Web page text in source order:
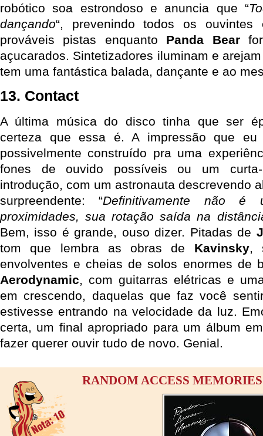
robótico soa estrondoso e anuncia que “
dançando“, prevenindo todos os ouvintes
prováveis pistas enquanto Panda Bear
açucarados. Sintetizadores iluminam e
tem uma fantástica balada, dançante e ao
13. Contact
A última música do disco tinha que ser
certeza que essa é. A impressão que
possivelmente construído pra uma
fones de ouvido possíveis ou um curta-
introdução, com um astronauta descrevendo
surpreendente: “Definitivamente não é
proximidades, sua rotação saída na
Bem, isso é grande, ouso dizer. Pitadas de
tom que lembra as obras de Kavinsky,
envolventes e cheias de solos enormes de
Aerodynamic, com guitarras elétricas e
em crescendo, daquelas que faz você
estivesse entrando na velocidade da luz.
certa, um final apropriado para um álbum
fazer querer ouvir tudo de novo. Genial.
RANDOM ACCESS